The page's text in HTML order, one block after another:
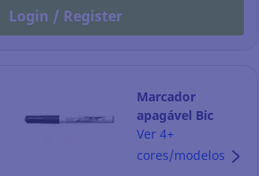
Login / Register
Marcador
apagável Bic
Velleda 1741 -
ponta cónica 1,4
Ver 4+
cores/modelos